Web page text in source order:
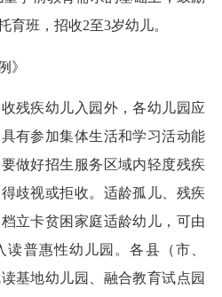
育班，招收2至3岁幼儿。
》
疾幼儿入园外，各幼儿园应
有参加集体生活和学习活动能
做好招生服务区域内轻度残疾
歧视或拒收。适龄孤儿、残疾
立卡贫困家庭适龄幼儿，可由
普惠性幼儿园。各县（市、
基地幼儿园、融合教育试点园